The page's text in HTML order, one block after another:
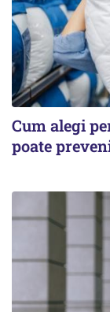
Cum alegi
poate